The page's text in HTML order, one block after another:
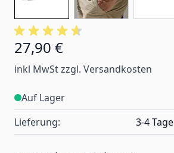
27,90 €
inkl MwSt zzgl. Versandkosten
Auf Lager
Lieferung:
3-4 Tage